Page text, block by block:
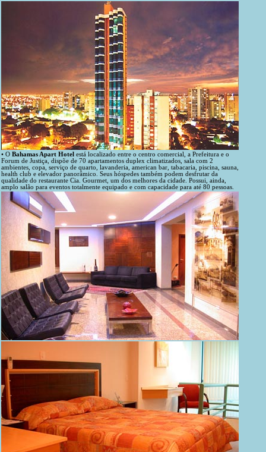
• O Bahamas Apart Hotel está localizado entre o centro comercial, a Prefeitura e o
Forum de Justiça, dispõe de 70 apartamentos duplex climatizados, sala com 2
ambientes, copa, serviço de quarto, lavanderia, american bar, tabacaria, piscina, sauna,
health club e elevador panorâmico. Seus hóspedes também podem desfrutar da
qualidade do restaurante Cia. Gourmet, um dos melhores da cidade. Possui, ainda,
amplo salão para eventos totalmente equipado e com capacidade para até 80 pessoas.